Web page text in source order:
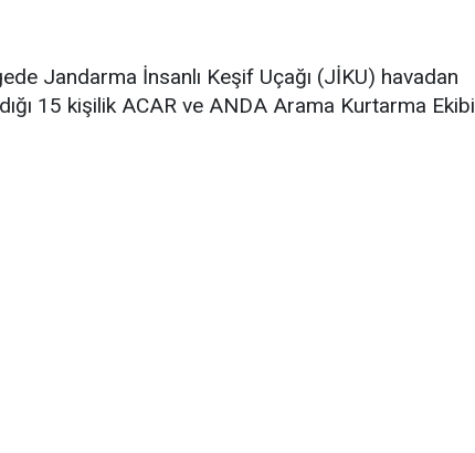
Jandarma İnsanlı Keşif Uçağı (JİKU) havadan
15 kişilik ACAR ve ANDA Arama Kurtarma Ekibi